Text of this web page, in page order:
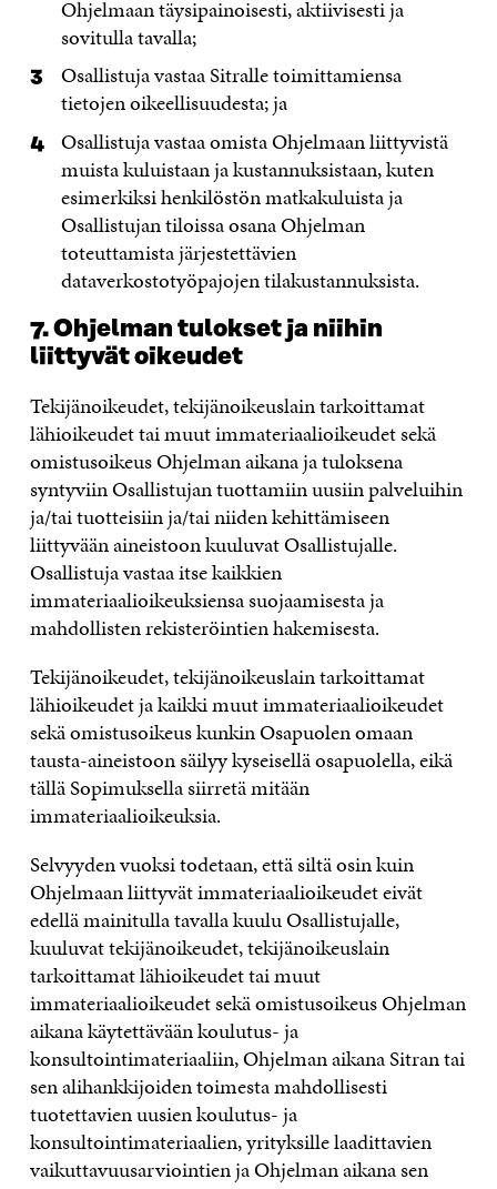
Ohjelmaan täysipainoisesti, aktiivisesti ja
sovitulla tavalla;
Osallistuja vastaa Sitralle toimittamiensa
tietojen oikeellisuudesta; ja
Osallistuja vastaa omista Ohjelmaan liittyvistä
muista kuluistaan ja kustannuksistaan, kuten
esimerkiksi henkilöstön matkakuluista ja
Osallistujan tiloissa osana Ohjelman
toteuttamista järjestettävien
dataverkostotyöpajojen tilakustannuksista.
7. Ohjelman tulokset ja niihin
liittyvät oikeudet
Tekijänoikeudet, tekijänoikeuslain tarkoittamat
lähioikeudet tai muut immateriaalioikeudet sekä
omistusoikeus Ohjelman aikana ja tuloksena
syntyviin Osallistujan tuottamiin uusiin palveluihin
ja/tai tuotteisiin ja/tai niiden kehittämiseen
liittyvään aineistoon kuuluvat Osallistujalle.
Osallistuja vastaa itse kaikkien
immateriaalioikeuksiensa suojaamisesta ja
mahdollisten rekisteröintien hakemisesta.
Tekijänoikeudet, tekijänoikeuslain tarkoittamat
lähioikeudet ja kaikki muut immateriaalioikeudet
sekä omistusoikeus kunkin Osapuolen omaan
tausta-aineistoon säilyy kyseisellä osapuolella, eikä
tällä Sopimuksella siirretä mitään
immateriaalioikeuksia.
Selvyyden vuoksi todetaan, että siltä osin kuin
Ohjelmaan liittyvät immateriaalioikeudet eivät
edellä mainitulla tavalla kuulu Osallistujalle,
kuuluvat tekijänoikeudet, tekijänoikeuslain
tarkoittamat lähioikeudet tai muut
immateriaalioikeudet sekä omistusoikeus Ohjelman
aikana käytettävään koulutus- ja
konsultointimateriaaliin, Ohjelman aikana Sitran tai
sen alihankkijoiden toimesta mahdollisesti
tuotettavien uusien koulutus- ja
konsultointimateriaalien, yrityksille laadittavien
vaikuttavuusarviointien ja Ohjelman aikana sen